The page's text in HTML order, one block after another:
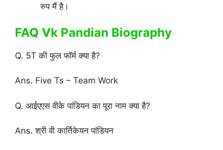
रुप मैं है।
FAQ Vk Pandian Biography
Q. 5T की फुल फॉर्म क्या है?
Ans. Five Ts – Team Work
Q. आईएएस वीके पांडियन का पूरा नाम क्या है?
Ans. श्री वी कार्तिकेयन पांडियन